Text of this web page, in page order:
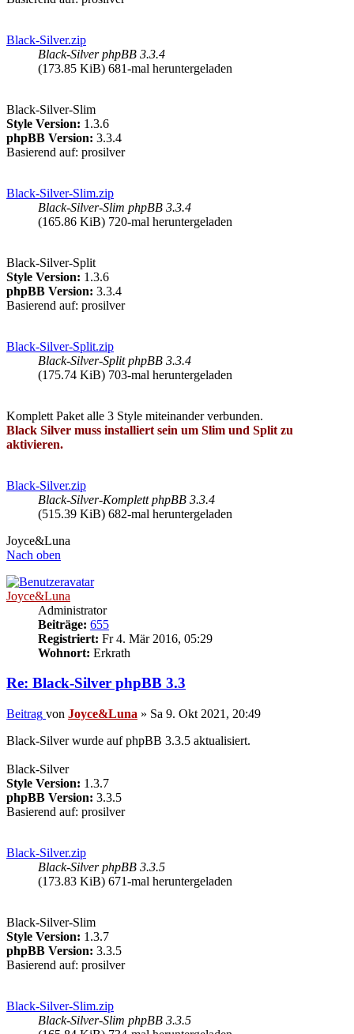
Black-Silver.zip
Black-Silver phpBB 3.3.4
(173.85 KiB) 681-mal heruntergeladen
Black-Silver-Slim
Style Version: 1.3.6
phpBB Version: 3.3.4
Basierend auf: prosilver
Black-Silver-Slim.zip
Black-Silver-Slim phpBB 3.3.4
(165.86 KiB) 720-mal heruntergeladen
Black-Silver-Split
Style Version: 1.3.6
phpBB Version: 3.3.4
Basierend auf: prosilver
Black-Silver-Split.zip
Black-Silver-Split phpBB 3.3.4
(175.74 KiB) 703-mal heruntergeladen
Komplett Paket alle 3 Style miteinander verbunden.
Black Silver muss installiert sein um Slim und Split zu
aktivieren.
Black-Silver.zip
Black-Silver-Komplett phpBB 3.3.4
(515.39 KiB) 682-mal heruntergeladen
Joyce&Luna
Nach oben
Joyce&Luna
Administrator
Beiträge: 655
Registriert: Fr 4. Mär 2016, 05:29
Wohnort: Erkrath
Re: Black-Silver phpBB 3.3
Beitrag von Joyce&Luna » Sa 9. Okt 2021, 20:49
Black-Silver wurde auf phpBB 3.3.5 aktualisiert.
Black-Silver
Style Version: 1.3.7
phpBB Version: 3.3.5
Basierend auf: prosilver
Black-Silver.zip
Black-Silver phpBB 3.3.5
(173.83 KiB) 671-mal heruntergeladen
Black-Silver-Slim
Style Version: 1.3.7
phpBB Version: 3.3.5
Basierend auf: prosilver
Black-Silver-Slim.zip
Black-Silver-Slim phpBB 3.3.5